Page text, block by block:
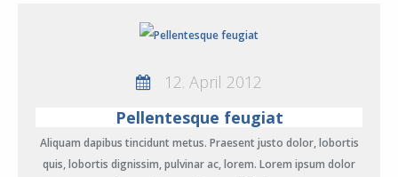
12. April 2012
Pellentesque feugiat
Aliquam dapibus tincidunt metus. Praesent justo dolor, lobortis
quis, lobortis dignissim, pulvinar ac, lorem. Lorem ipsum dolor